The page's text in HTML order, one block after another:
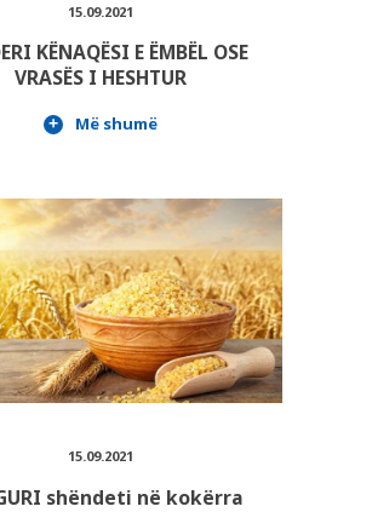
15.09.2021
KËNAQËSI E ËMBËL OSE
VRASËS I HESHTUR
Më shumë
15.09.2021
shëndeti në kokërra